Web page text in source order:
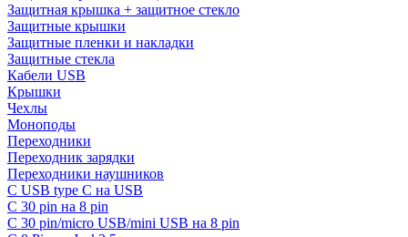
Защитная крышка + защитное стекло
Защитные крышки
Защитные пленки и накладки
Защитные стекла
Кабели USB
Крышки
Чехлы
Моноподы
Переходники
Переходник зарядки
Переходники наушников
С USB type C на USB
С 30 pin на 8 pin
С 30 pin/micro USB/mini USB на 8 pin